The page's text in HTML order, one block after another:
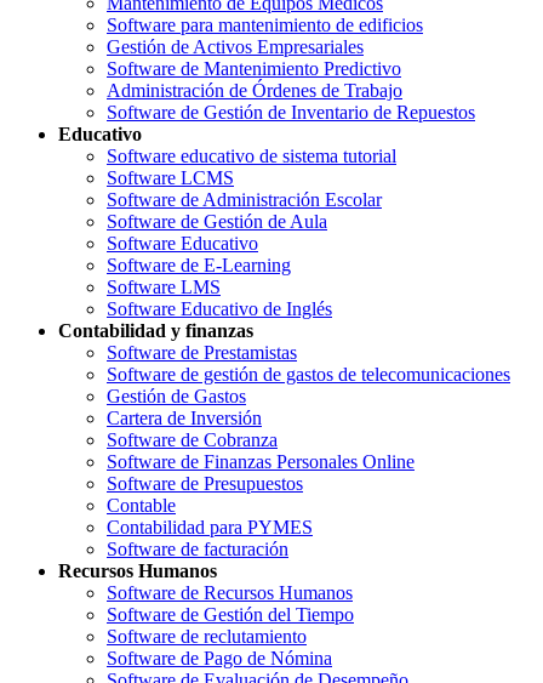
Software para mantenimiento de edificios
Gestión de Activos Empresariales
Software de Mantenimiento Predictivo
Administración de Órdenes de Trabajo
Software de Gestión de Inventario de Repuestos
Educativo
Software educativo de sistema tutorial
Software LCMS
Software de Administración Escolar
Software de Gestión de Aula
Software Educativo
Software de E-Learning
Software LMS
Software Educativo de Inglés
Contabilidad y finanzas
Software de Prestamistas
Software de gestión de gastos de telecomunicaciones
Gestión de Gastos
Cartera de Inversión
Software de Cobranza
Software de Finanzas Personales Online
Software de Presupuestos
Contable
Contabilidad para PYMES
Software de facturación
Recursos Humanos
Software de Recursos Humanos
Software de Gestión del Tiempo
Software de reclutamiento
Software de Pago de Nómina